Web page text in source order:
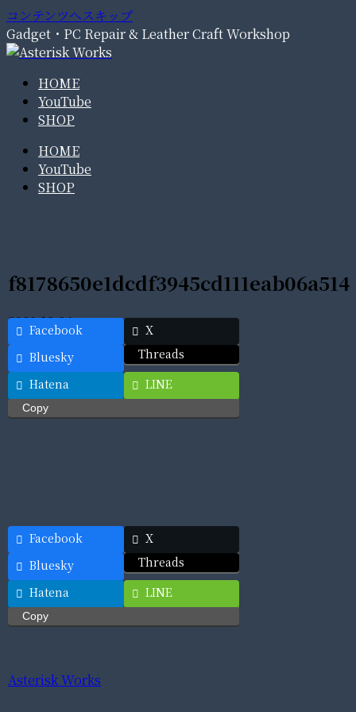
コンテンツへスキップ
Gadget・PC Repair & Leather Craft Workshop
HOME
YouTube
SHOP
HOME
YouTube
SHOP
f8178650e1dcdf3945cd111eab06a514
2020.12.24
Facebook
X
Bluesky
Threads
Hatena
LINE
Copy
Facebook
X
Bluesky
Threads
Hatena
LINE
Copy
Asterisk Works